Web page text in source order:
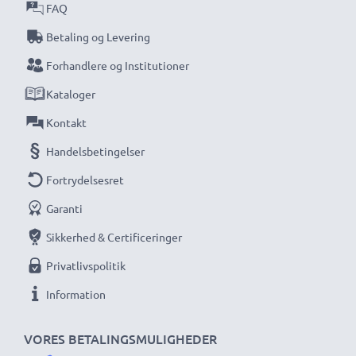
★ 3 års garanti ★
Vi har siden 2004 ageret som international
specialforhandler og vi ved, hvad det kommer an på
ved højkvalitetsprodukter. Derfor giver vi dig en
garanti på 36 måneder!
VORES BETALINGSMULIGHEDER
FAQ
Betaling og Levering
Forhandlere og Institutioner
Kataloger
Kontakt
Handelsbetingelser
Fortrydelsesret
Garanti
Sikkerhed & Certificeringer
Privatlivspolitik
Information